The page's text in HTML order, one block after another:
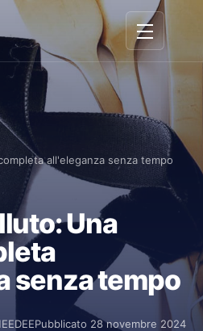
Attiva/
all'eleganza senza tempo
Una
senza tempo
Pubblicato 28 novembre 2024